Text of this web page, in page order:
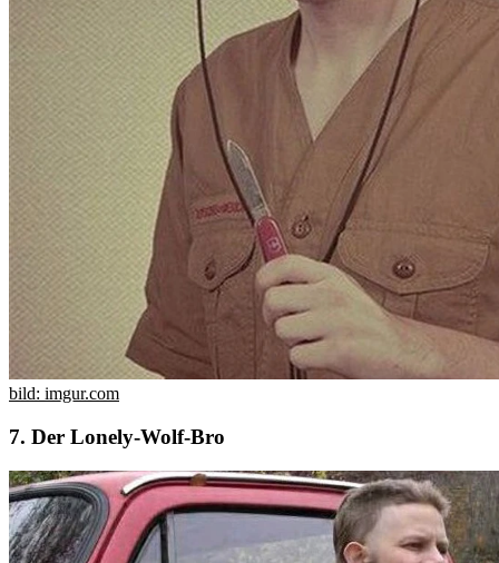
bild: imgur.com
7. Der Lonely-Wolf-Bro